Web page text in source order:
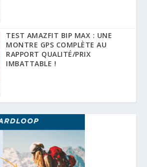
TEST AMAZFIT BIP MAX : UNE
MONTRE GPS COMPLÈTE AU
RAPPORT QUALITÉ/PRIX
IMBATTABLE !